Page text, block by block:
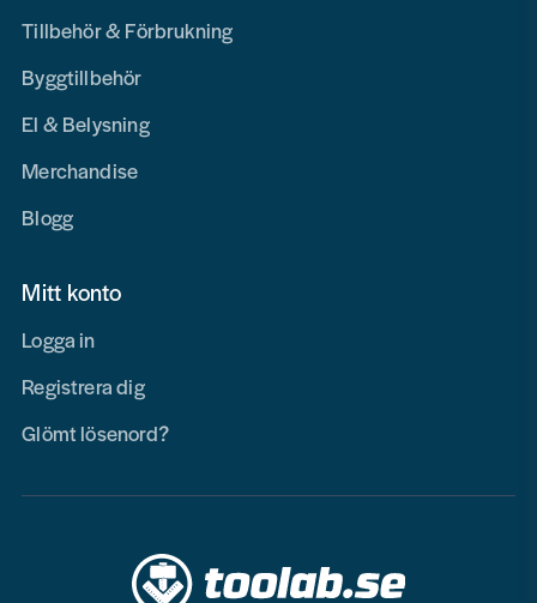
Tillbehör & Förbrukning
Byggtillbehör
El & Belysning
Merchandise
Blogg
Mitt konto
Logga in
Registrera dig
Glömt lösenord?